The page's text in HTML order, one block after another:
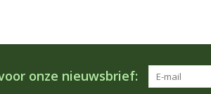
onze nieuwsbrief: